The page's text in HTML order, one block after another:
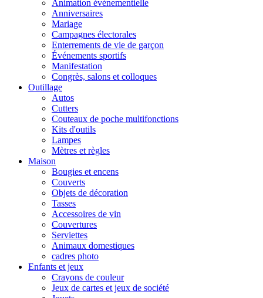
Animation événementielle
Anniversaires
Mariage
Campagnes électorales
Enterrements de vie de garçon
Événements sportifs
Manifestation
Congrès, salons et colloques
Outillage
Autos
Cutters
Couteaux de poche multifonctions
Kits d'outils
Lampes
Mètres et règles
Maison
Bougies et encens
Couverts
Objets de décoration
Tasses
Accessoires de vin
Couvertures
Serviettes
Animaux domestiques
cadres photo
Enfants et jeux
Crayons de couleur
Jeux de cartes et jeux de société